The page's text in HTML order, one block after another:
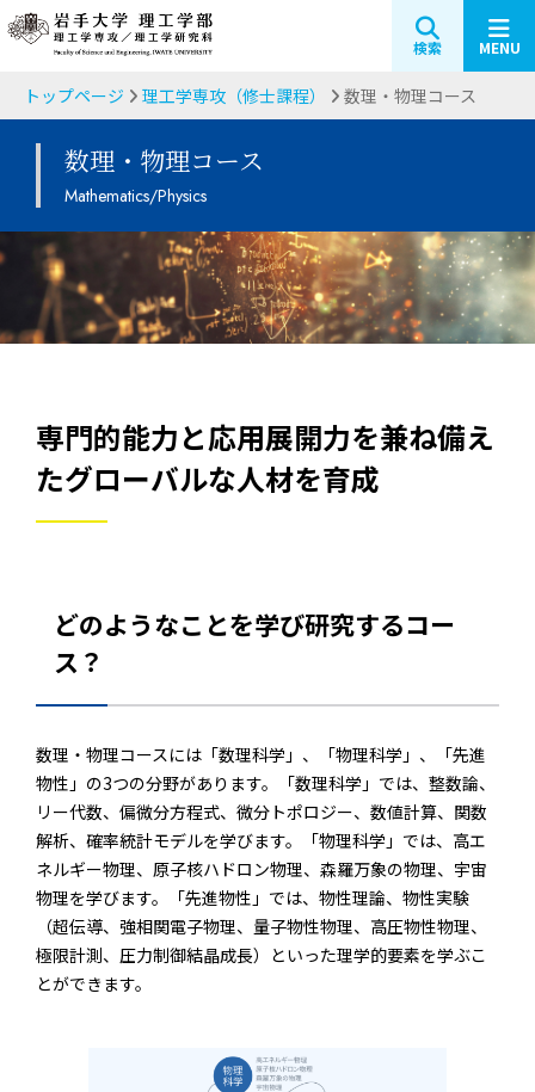
検索 MENU
トップページ 理工学専攻（修士課程） 数理・物理コース
数理・物理コース
Mathematics/Physics
専門的能力と応用展開力を兼ね備え
たグローバルな人材を育成
どのようなことを学び研究するコー
ス？
数理・物理コースには「数理科学」、「物理科学」、「先進
物性」の3つの分野があります。「数理科学」では、整数論、
リー代数、偏微分方程式、微分トポロジー、数値計算、関数
解析、確率統計モデルを学びます。「物理科学」では、高エ
ネルギー物理、原子核ハドロン物理、森羅万象の物理、宇宙
物理を学びます。「先進物性」では、物性理論、物性実験
（超伝導、強相関電子物理、量子物性物理、高圧物性物理、
極限計測、圧力制御結晶成長）といった理学的要素を学ぶこ
とができます。